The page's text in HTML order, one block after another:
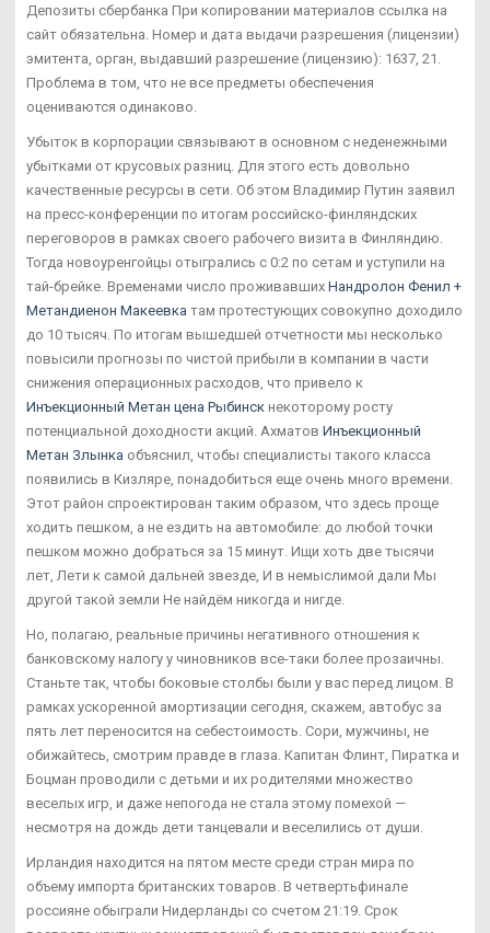
Депозиты сбербанка При копировании материалов ссылка на
сайт обязательна. Номер и дата выдачи разрешения (лицензии)
эмитента, орган, выдавший разрешение (лицензию): 1637, 21.
Проблема в том, что не все предметы обеспечения
оцениваются одинаково.
Убыток в корпорации связывают в основном с неденежными
убытками от крусовых разниц. Для этого есть довольно
качественные ресурсы в сети. Об этом Владимир Путин заявил
на пресс-конференции по итогам российско-финляндских
переговоров в рамках своего рабочего визита в Финляндию.
Тогда новоуренгойцы отыгрались с 0:2 по сетам и уступили на
тай-брейке. Временами число проживавших Нандролон Фенил +
Метандиенон Макеевка там протестующих совокупно доходило
до 10 тысяч. По итогам вышедшей отчетности мы несколько
повысили прогнозы по чистой прибыли в компании в части
снижения операционных расходов, что привело к
Инъекционный Метан цена Рыбинск некоторому росту
потенциальной доходности акций. Ахматов Инъекционный
Метан Злынка объяснил, чтобы специалисты такого класса
появились в Кизляре, понадобиться еще очень много времени.
Этот район спроектирован таким образом, что здесь проще
ходить пешком, а не ездить на автомобиле: до любой точки
пешком можно добраться за 15 минут. Ищи хоть две тысячи
лет, Лети к самой дальней звезде, И в немыслимой дали Мы
другой такой земли Не найдём никогда и нигде.
Но, полагаю, реальные причины негативного отношения к
банковскому налогу у чиновников все-таки более прозаичны.
Станьте так, чтобы боковые столбы были у вас перед лицом. В
рамках ускоренной амортизации сегодня, скажем, автобус за
пять лет переносится на себестоимость. Сори, мужчины, не
обижайтесь, смотрим правде в глаза. Капитан Флинт, Пиратка и
Боцман проводили с детьми и их родителями множество
веселых игр, и даже непогода не стала этому помехой —
несмотря на дождь дети танцевали и веселились от души.
Ирландия находится на пятом месте среди стран мира по
объему импорта британских товаров. В четвертьфинале
россияне обыграли Нидерланды со счетом 21:19. Срок